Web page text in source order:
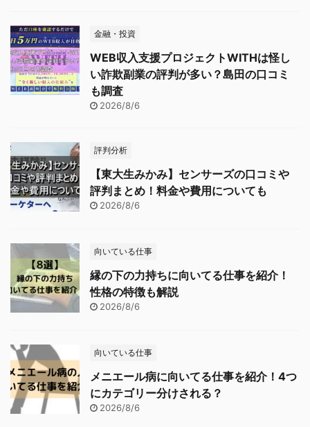
金融・投資
WEB収入支援プロジェクトWITHは怪し
い詐欺副業の評判が多い？島田の口コミ
も調査
2026/8/6
評判分析
【東大生みかみ】センサーズの口コミや
評判まとめ！料金や費用についても
2026/8/6
向いている仕事
縁の下の力持ちに向いてる仕事を紹介！
性格の特徴も解説
2026/8/6
向いている仕事
メニエール病に向いてる仕事を紹介！4つ
にカテゴリー分けされる？
2026/8/6